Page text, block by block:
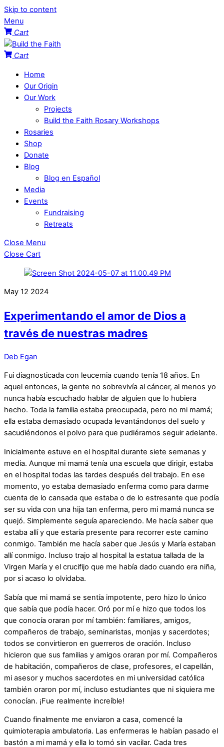
Skip to content
Menu
Cart
Cart
Home
Our Origin
Our Work
Projects
Build the Faith Rosary Workshops
Rosaries
Shop
Donate
Blog
Blog en Español
Media
Events
Fundraising
Retreats
Close Menu
Close Cart
May 12 2024
Experimentando el amor de Dios a
través de nuestras madres
Deb Egan
Fui diagnosticada con leucemia cuando tenía 18 años. En
aquel entonces, la gente no sobrevivía al cáncer, al menos yo
nunca había escuchado hablar de alguien que lo hubiera
hecho. Toda la familia estaba preocupada, pero no mi mamá;
ella estaba demasiado ocupada levantándonos del suelo y
sacudiéndonos el polvo para que pudiéramos seguir adelante.
Inicialmente estuve en el hospital durante siete semanas y
media. Aunque mi mamá tenía una escuela que dirigir, estaba
en el hospital todas las tardes después del trabajo. En ese
momento, yo estaba demasiado enferma como para darme
cuenta de lo cansada que estaba o de lo estresante que podía
ser su vida con una hija tan enferma, pero mi mamá nunca se
quejó. Simplemente seguía apareciendo. Me hacía saber que
estaba allí y que estaría presente para recorrer este camino
conmigo. También me hacía saber que Jesús y María estaban
allí conmigo. Incluso trajo al hospital la estatua tallada de la
Virgen María y el crucifijo que me había dado cuando era niña,
por si acaso lo olvidaba.
Sabía que mi mamá se sentía impotente, pero hizo lo único
que sabía que podía hacer. Oró por mí e hizo que todos los
que conocía oraran por mí también: familiares, amigos,
compañeros de trabajo, seminaristas, monjas y sacerdotes;
todos se convirtieron en guerreros de oración. Incluso
hicieron que sus familias y amigos oraran por mí. Compañeros
de habitación, compañeros de clase, profesores, el capellán,
mi asesor y muchos sacerdotes en mi universidad católica
también oraron por mí, incluso estudiantes que ni siquiera me
conocían. ¡Fue realmente increíble!
Cuando finalmente me enviaron a casa, comencé la
quimioterapia ambulatoria. Las enfermeras le habían pasado el
bastón a mi mamá y ella lo tomó sin vacilar. Cada tres